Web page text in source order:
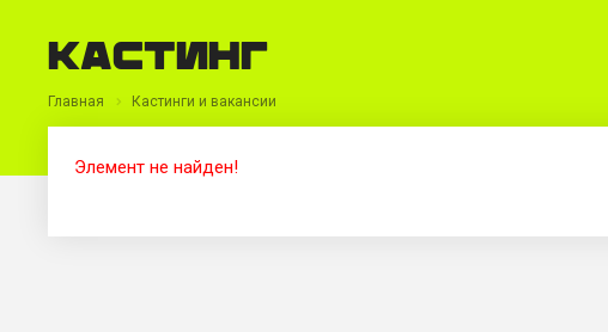
Кастинг
Главная Кастинги и вакансии
Элемент не найден!